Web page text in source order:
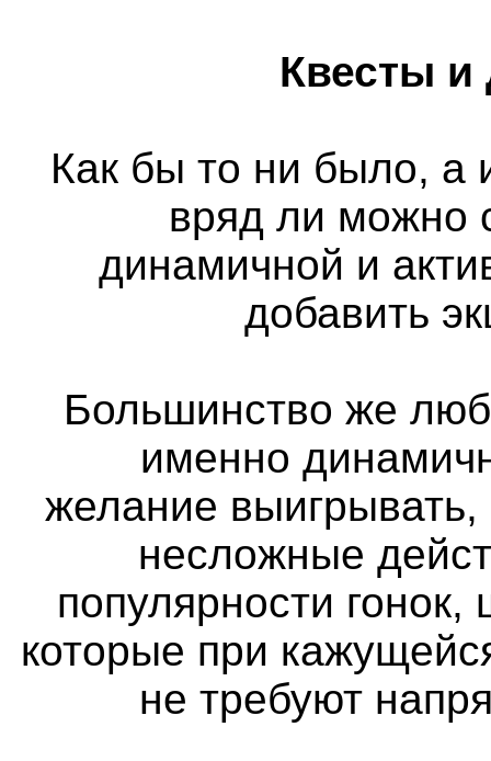
Квесты и
Как бы то ни было, а
вряд ли можно
динамичной и
добавить
Большинство же
именно
желание
несложные
популярности
которые при
не требуют